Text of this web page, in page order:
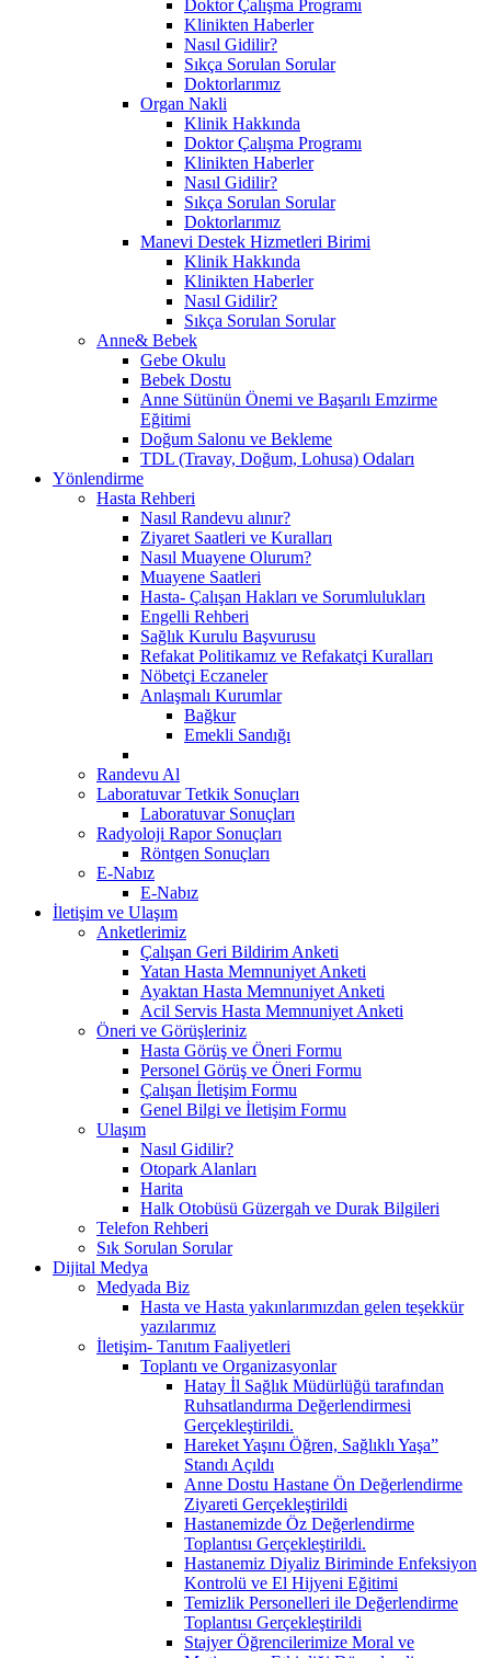
Doktor Çalışma Programı
Klinikten Haberler
Nasıl Gidilir?
Sıkça Sorulan Sorular
Doktorlarımız
Organ Nakli
Klinik Hakkında
Doktor Çalışma Programı
Klinikten Haberler
Nasıl Gidilir?
Sıkça Sorulan Sorular
Doktorlarımız
Manevi Destek Hizmetleri Birimi
Klinik Hakkında
Klinikten Haberler
Nasıl Gidilir?
Sıkça Sorulan Sorular
Anne& Bebek
Gebe Okulu
Bebek Dostu
Anne Sütünün Önemi ve Başarılı Emzirme
Eğitimi
Doğum Salonu ve Bekleme
TDL (Travay, Doğum, Lohusa) Odaları
Yönlendirme
Hasta Rehberi
Nasıl Randevu alınır?
Ziyaret Saatleri ve Kuralları
Nasıl Muayene Olurum?
Muayene Saatleri
Hasta- Çalışan Hakları ve Sorumlulukları
Engelli Rehberi
Sağlık Kurulu Başvurusu
Refakat Politikamız ve Refakatçi Kuralları
Nöbetçi Eczaneler
Anlaşmalı Kurumlar
Bağkur
Emekli Sandığı
Randevu Al
Laboratuvar Tetkik Sonuçları
Laboratuvar Sonuçları
Radyoloji Rapor Sonuçları
Röntgen Sonuçları
E-Nabız
E-Nabız
İletişim ve Ulaşım
Anketlerimiz
Çalışan Geri Bildirim Anketi
Yatan Hasta Memnuniyet Anketi
Ayaktan Hasta Memnuniyet Anketi
Acil Servis Hasta Memnuniyet Anketi
Öneri ve Görüşleriniz
Hasta Görüş ve Öneri Formu
Personel Görüş ve Öneri Formu
Çalışan İletişim Formu
Genel Bilgi ve İletişim Formu
Ulaşım
Nasıl Gidilir?
Otopark Alanları
Harita
Halk Otobüsü Güzergah ve Durak Bilgileri
Telefon Rehberi
Sık Sorulan Sorular
Dijital Medya
Medyada Biz
Hasta ve Hasta yakınlarımızdan gelen teşekkür
yazılarımız
İletişim- Tanıtım Faaliyetleri
Toplantı ve Organizasyonlar
Hatay İl Sağlık Müdürlüğü tarafından
Ruhsatlandırma Değerlendirmesi
Gerçekleştirildi.
Hareket Yaşını Öğren, Sağlıklı Yaşa”
Standı Açıldı
Anne Dostu Hastane Ön Değerlendirme
Ziyareti Gerçekleştirildi
Hastanemizde Öz Değerlendirme
Toplantısı Gerçekleştirildi.
Hastanemiz Diyaliz Biriminde Enfeksiyon
Kontrolü ve El Hijyeni Eğitimi
Temizlik Personelleri ile Değerlendirme
Toplantısı Gerçekleştirildi
Stajyer Öğrencilerimize Moral ve